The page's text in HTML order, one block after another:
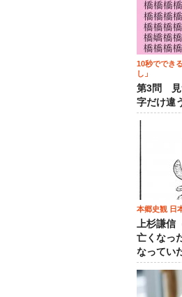
10秒ででき
し」
第3問 見
字だけ違
本郷史観 日
上杉謙信
亡くなっ
なってい